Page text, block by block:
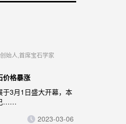
始人,首席宝石学家
价格暴涨
于3月1日盛大开幕，本
……
2023-03-06